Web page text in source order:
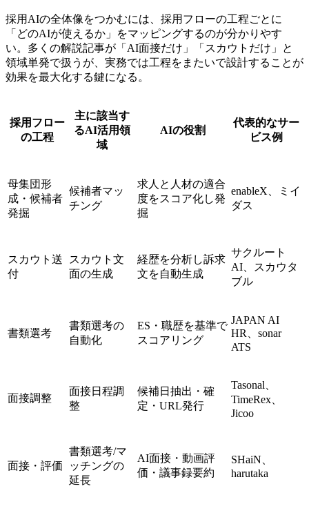
採用AIの全体像をつかむには、採用フローの工程ごとに
「どのAIが使えるか」をマッピングするのが分かりやす
い。多くの解説記事が「AI面接だけ」「スカウトだけ」と
領域単発で扱うが、実務では工程をまたいで設計することが
効果を最大化する鍵になる。
採用フロー
の工程
主に該当す
るAI活用領
域
AIの役割
代表的なサー
ビス例
母集団形
成・候補者
発掘
候補者マッ
チング
求人と人材の適合
度をスコア化し発
掘
enableX、ミイ
ダス
スカウト送
付
スカウト文
面の生成
経歴を分析し訴求
文を自動生成
サクルート
AI、スカウタ
ブル
書類選考
書類選考の
自動化
ES・職歴を基準で
スコアリング
JAPAN AI
HR、sonar
ATS
面接調整
面接日程調
整
候補日抽出・確
定・URL発行
Tasonal、
TimeRex、
Jicoo
面接・評価
書類選考/マ
ッチングの
延長
AI面接・動画評
価・議事録要約
SHaiN、
harutaka